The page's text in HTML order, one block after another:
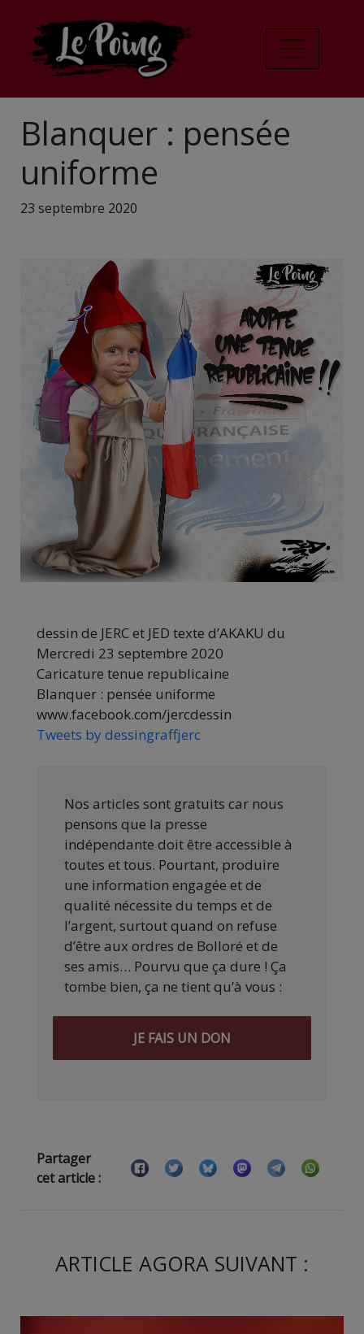
Blanquer : pensée
uniforme
23 septembre 2020
dessin de JERC et JED texte d’AKAKU du
Mercredi 23 septembre 2020
Caricature tenue republicaine
Blanquer : pensée uniforme
www.facebook.com/jercdessin
Tweets by dessingraffjerc
Nos articles sont gratuits car nous
pensons que la presse
indépendante doit être accessible à
toutes et tous. Pourtant, produire
une information engagée et de
qualité nécessite du temps et de
l’argent, surtout quand on refuse
d’être aux ordres de Bolloré et de
ses amis… Pourvu que ça dure ! Ça
tombe bien, ça ne tient qu’à vous :
JE FAIS UN DON
Partager
cet article :
ARTICLE AGORA SUIVANT :